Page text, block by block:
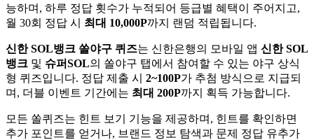
능하며, 하루 정답 횟수가 누적되어 등급별 혜택이 주어지고,
월 30회 정답 시 최대 10,000P까지 랜덤 적립됩니다.
신한 SOL뱅크 쏠야구 퀴즈는 신한은행의 모바일 앱 신한 SOL
뱅크 및 슈퍼SOL의 쏠야구 탭에서 참여할 수 있는 야구 상식
형 퀴즈입니다. 정답 제출 시 2~100P가 추첨 방식으로 지급되
며, 더블 이벤트 기간에는 최대 200P까지 획득 가능합니다.
모든 쏠퀴즈는 힌트 보기 기능을 제공하며, 힌트를 확인하면
추가 포인트를 얻거나, 브랜드 정보 탐색과 문제 정답 유추가